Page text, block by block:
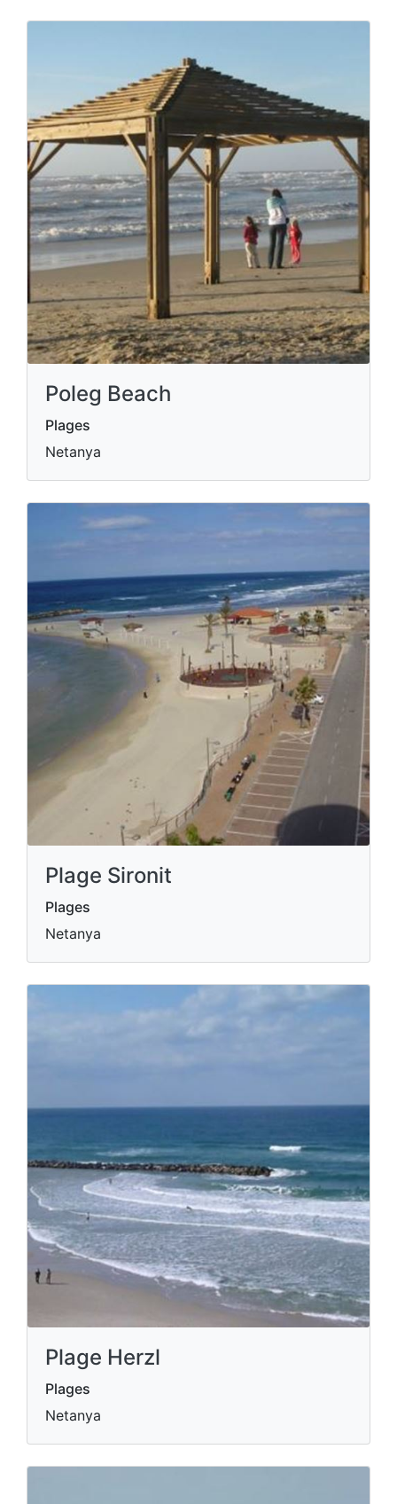
Poleg Beach
Plages
Netanya
Plage Sironit
Plages
Netanya
Plage Herzl
Plages
Netanya